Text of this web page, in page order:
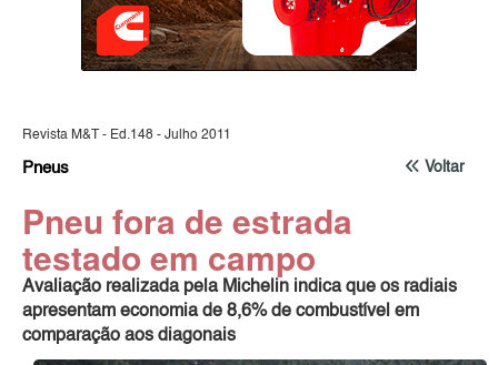
Revista M&T - Ed.148 - Julho 2011
Voltar
Pneus
Pneu fora de estrada
testado em campo
Avaliação realizada pela Michelin indica que os radiais
apresentam economia de 8,6% de combustível em
comparação aos diagonais